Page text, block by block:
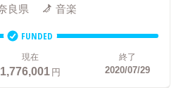
良県 音楽
FUNDED
現在
1,776,001円
終了
2020/07/29